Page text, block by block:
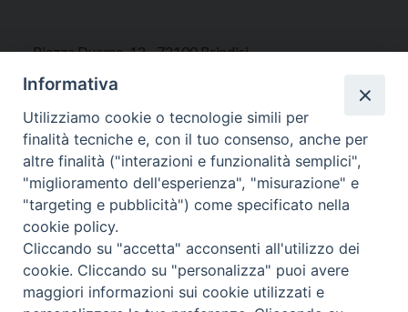
Piazza Duomo, 12 - 72100 Brindisi
Tel 0831.521958
Fax 0831.528315
Orari Curia
Mar. / Mer. / Giov. ore 9 - 13
nei mesi estivi solo Martedì ore 9 - 13
WebMail
Informativa
Utilizziamo cookie o tecnologie simili per
finalità tecniche e, con il tuo consenso, anche per
altre finalità ("interazioni e funzionalità semplici",
"miglioramento dell'esperienza", "misurazione" e
"targeting e pubblicità") come specificato nella
cookie policy.
Cliccando su "accetta" acconsenti all'utilizzo dei
cookie. Cliccando su "personalizza" puoi avere
maggiori informazioni sui cookie utilizzati e